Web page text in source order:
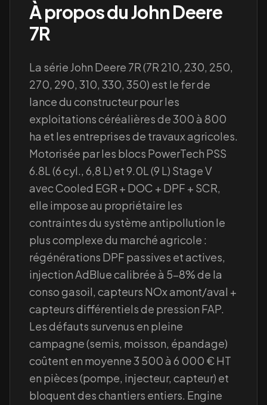
À propos duJohn Deere
7R
La série John Deere 7R (7R 210, 230, 250,
270, 290, 310, 330, 350) est le fer de
lance du constructeur pour les
exploitations céréalières de 300 à 800
ha et les entreprises de travaux agricoles.
Motorisée par les blocs PowerTech PSS
6.8L (6 cyl., 6,8 L) et 9.0L (9 L) Stage V
avec Cooled EGR + DOC + DPF + SCR,
elle impose au propriétaire les
contraintes du système antipollution le
plus complexe du marché agricole :
régénérations DPF passives et actives,
injection AdBlue calibrée à 5-8% de la
conso gasoil, capteurs NOx amont/aval +
capteurs différentiels de pression FAP.
Les défauts survenus en pleine
campagne (semis, moisson, épandage)
coûtent en moyenne 3 500 à 6 000 € HT
en pièces (pompe, injecteur, capteur) et
bloquent des chantiers entiers. Engine